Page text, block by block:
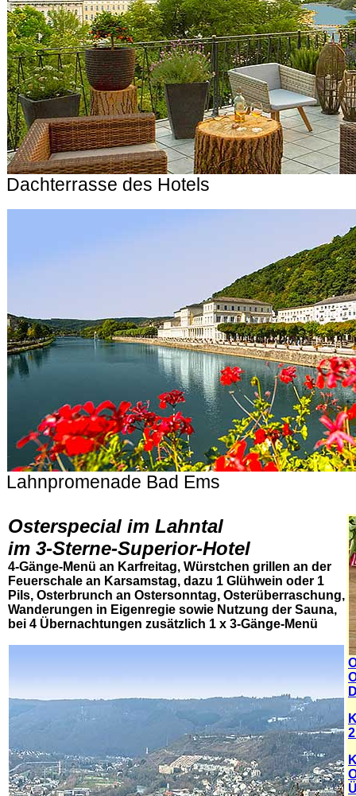
Dachterrasse des Hotels
Lahnpromenade Bad Ems
Osterspecial im Lahntal
im 3-Sterne-Superior-Hotel
4-Gänge-Menü an Karfreitag, Würstchen grillen an der
Feuerschale an Karsamstag, dazu 1 Glühwein oder 1
Pils, Osterbrunch an Ostersonntag, Osterüberraschung,
Wanderungen in Eigenregie sowie Nutzung der Sauna,
bei 4 Übernachtungen zusätzlich 1 x 3-Gänge-Menü